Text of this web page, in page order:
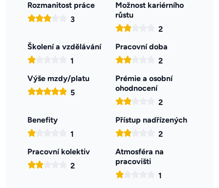
Rozmanitost práce
3
Možnost kariérního
růstu
2
Školení a vzdělávání
1
Pracovní doba
2
Výše mzdy/platu
5
Prémie a osobní
ohodnocení
2
Benefity
1
Přístup nadřízených
2
Pracovní kolektiv
2
Atmosféra na
pracovišti
1